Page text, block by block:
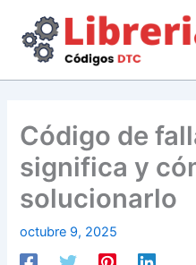
contenido
Código de
significa y
solucionarlo
octubre 9, 2025